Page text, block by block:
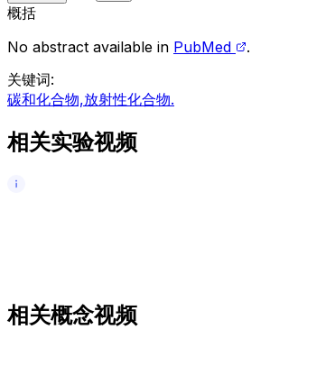
概括
No abstract available in PubMed
.
关键词:
碳和化合物,放射性化合物.
相关实验视频
相关概念视频